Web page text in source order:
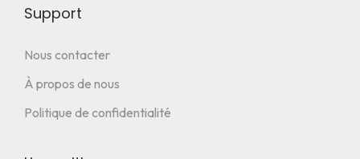
Support
Nous contacter
À propos de nous
Politique de confidentialité